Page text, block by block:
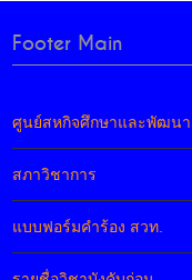
Footer Main
ศูนย์สหกิจศึกษาและพัฒน
สภาวิชาการ
แบบฟอร์มคำร้อง สวท.